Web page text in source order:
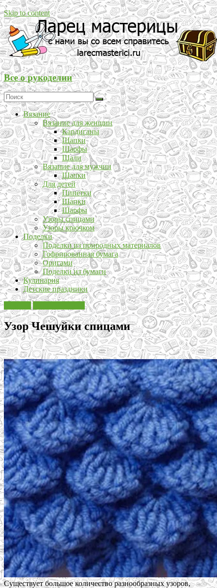
Skip to content
Все о рукоделии
Вязание
Вязание для женщин
Кардиганы
Шапки
Шарфы
Шали
Вязание для мужчин
Шапки
Для детей
Пинетки
Шапки
Шарфы
Узоры спицами
Узоры крючком
Поделки
Поделки из природных материалов
Гофрированная бумага
Оригами
Поделки из бумаги
Кулинария
Детские праздники
Узор Чешуйки спицами
Существует большое количество разнообразных узоров,